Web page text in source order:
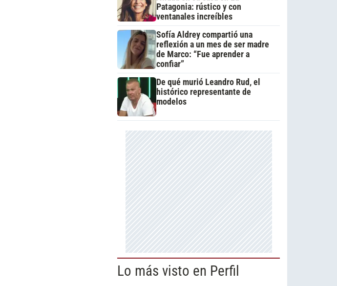
Patagonia: rústico y con
ventanales increíbles
Sofía Aldrey compartió una
reflexión a un mes de ser madre
de Marco: “Fue aprender a
confiar”
De qué murió Leandro Rud, el
histórico representante de
modelos
Lo más visto en Perfil